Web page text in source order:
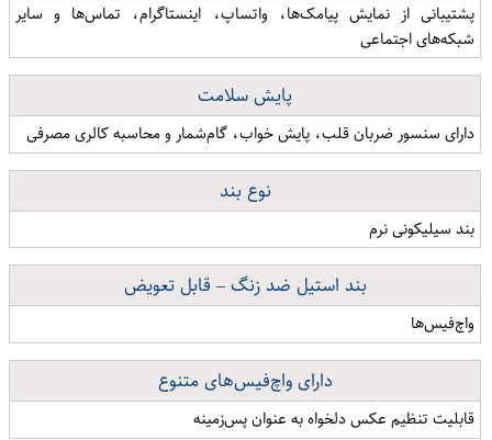
پشتیبانی از نمایش پیامک‌ها، واتساپ، اینستاگرام، تماس‌ها و سایر
شبکه‌های اجتماعی
پایش سلامت
دارای سنسور ضربان قلب، پایش خواب، گام‌شمار و محاسبه کالری مصرفی
نوع بند
بند سیلیکونی نرم
بند استیل ضد زنگ – قابل تعویض
واچ‌فیس‌ها
دارای واچ‌فیس‌های متنوع
قابلیت تنظیم عکس دلخواه به عنوان پس‌زمینه